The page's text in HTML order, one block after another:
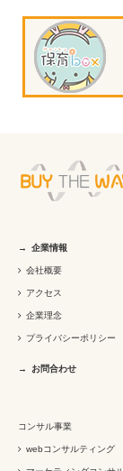
企業情報
会社概要
アクセス
企業理念
プライバシーポリシー
お問合わせ
コンサル事業
webコンサルティング